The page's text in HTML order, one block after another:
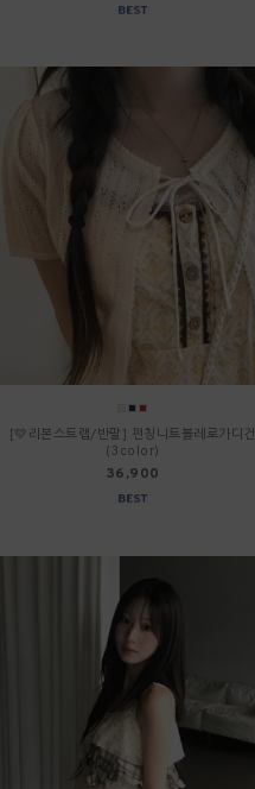
[💛리본스트랩/반팔] 펀칭니트볼레로가디건
(3color)
36,900